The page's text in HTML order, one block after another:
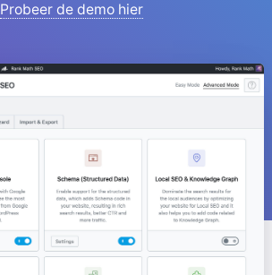
Probeer de demo hier